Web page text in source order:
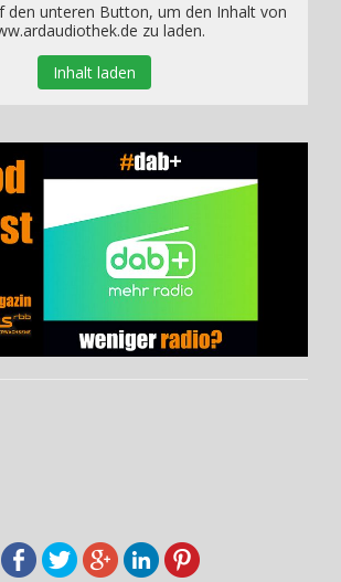
den unteren Button, um den Inhalt von
zu laden.
Inhalt laden